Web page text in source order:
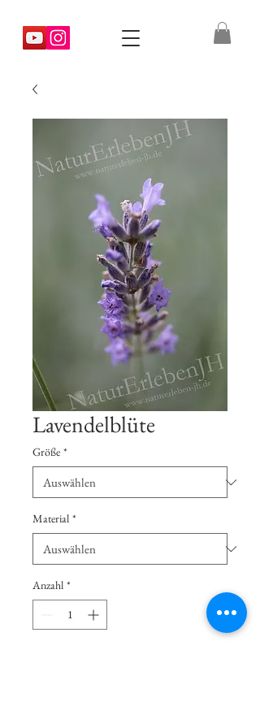
Lavendelblüte
Größe *
Material *
Anzahl *